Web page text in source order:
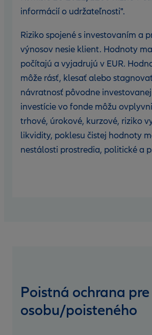
informácií o udržateľnosti".
Riziko spojené s investovaním a
výnosov nesie klient. Hodnoty
počítajú a vyjadrujú v EUR.
môže rásť, klesať alebo
návratnosť pôvodne
investície vo fonde môžu
trhové, úrokové, kurzové, riziko
likvidity, poklesu čistej hodnoty
nestálosti prostredia, politické a
Poistná ochrana
osobu/poisteného